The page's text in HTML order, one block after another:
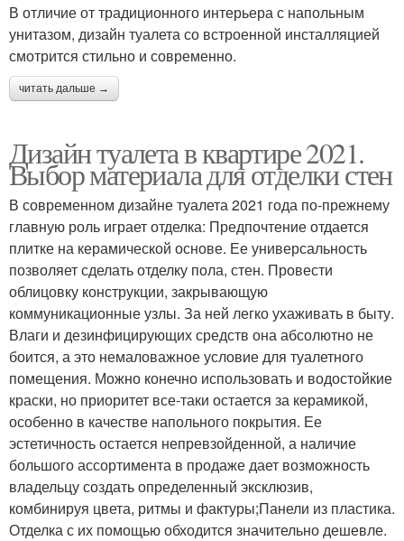
В отличие от традиционного интерьера с напольным
унитазом, дизайн туалета со встроенной инсталляцией
смотрится стильно и современно.
читать дальше →
Дизайн туалета в квартире 2021.
Выбор материала для отделки стен
В современном дизайне туалета 2021 года по-прежнему
главную роль играет отделка: Предпочтение отдается
плитке на керамической основе. Ее универсальность
позволяет сделать отделку пола, стен. Провести
облицовку конструкции, закрывающую
коммуникационные узлы. За ней легко ухаживать в быту.
Влаги и дезинфицирующих средств она абсолютно не
боится, а это немаловажное условие для туалетного
помещения. Можно конечно использовать и водостойкие
краски, но приоритет все-таки остается за керамикой,
особенно в качестве напольного покрытия. Ее
эстетичность остается непревзойденной, а наличие
большого ассортимента в продаже дает возможность
владельцу создать определенный эксклюзив,
комбинируя цвета, ритмы и фактуры;Панели из пластика.
Отделка с их помощью обходится значительно дешевле.